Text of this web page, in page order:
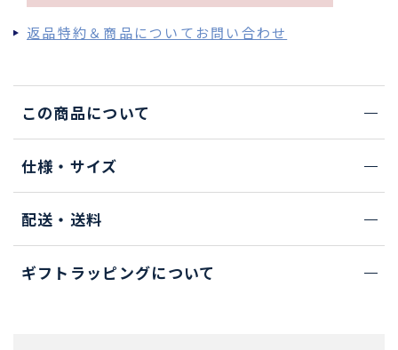
返品特約＆商品についてお問い合わせ
この商品について
仕様・サイズ
配送・送料
ギフトラッピングについて